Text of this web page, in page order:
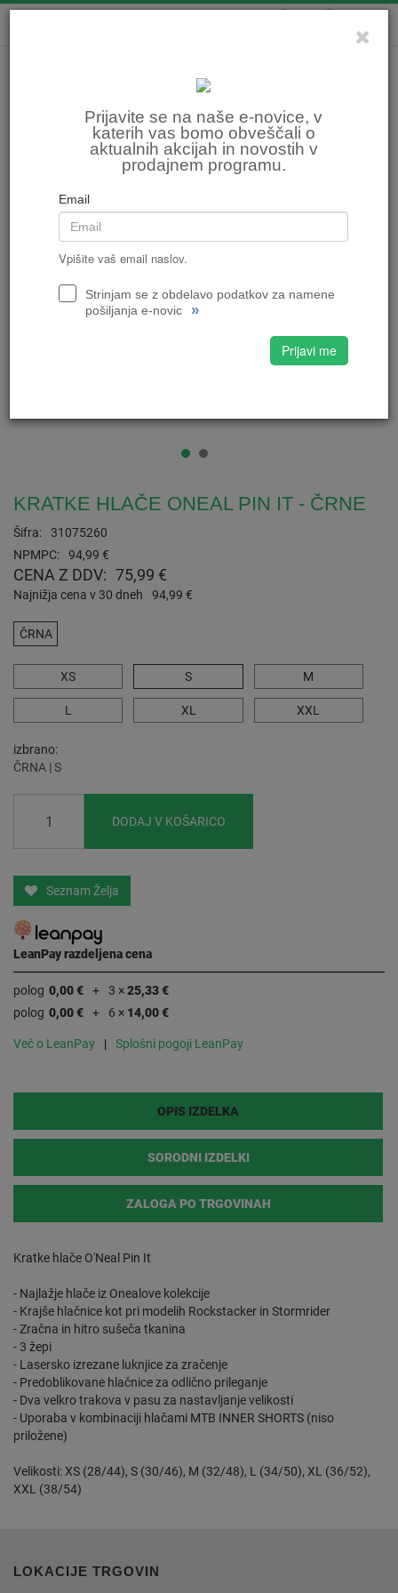
Prijavite se na naše e-novice, v
katerih vas bomo obveščali o
aktualnih akcijah in novostih v
prodajnem programu.
Email
Vpišite vaš email naslov.
Strinjam se z obdelavo podatkov za namene
pošiljanja e-novic
»
Prijavi me
KRATKE HLAČE ONEAL PIN IT - ČRNE
Šifra:
31075260
NPMPC:
94,99 €
CENA Z DDV: 75,99 €
Najnižja cena v 30 dneh 94,99 €
ČRNA
XS S M
L XL XXL
izbrano
ČRNA | S
DODAJ V KOŠARICO
Seznam Želja
LeanPay razdeljena cena
polog 0,00 € 3 ×25,33 €
polog 0,00 € 6 × 14,00 €
Več o LeanPay Splošni pogoji LeanPay
OPIS IZDELKA
SORODNI IZDELKI
ZALOGA PO TRGOVINAH
Kratke hlače O'Neal Pin It
- Najlažje hlače iz Onealove kolekcije
- Krajše hlačnice kot pri modelih Rockstacker in Stormrider
- Zračna in hitro sušeča tkanina
- 3 žepi
- Lasersko izrezane luknjice za zračenje
- Predoblikovane hlačnice za odlično prileganje
- Dva velkro trakova v pasu za nastavljanje velikosti
- Uporaba v kombinaciji hlačami MTB INNER SHORTS (niso
priložene)
Velikosti: XS (28/44), S (30/46), M (32/48), L (34/50), XL (36/52),
XXL (38/54)
LOKACIJE TRGOVIN